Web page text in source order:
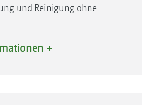
und Reinigung ohne
+